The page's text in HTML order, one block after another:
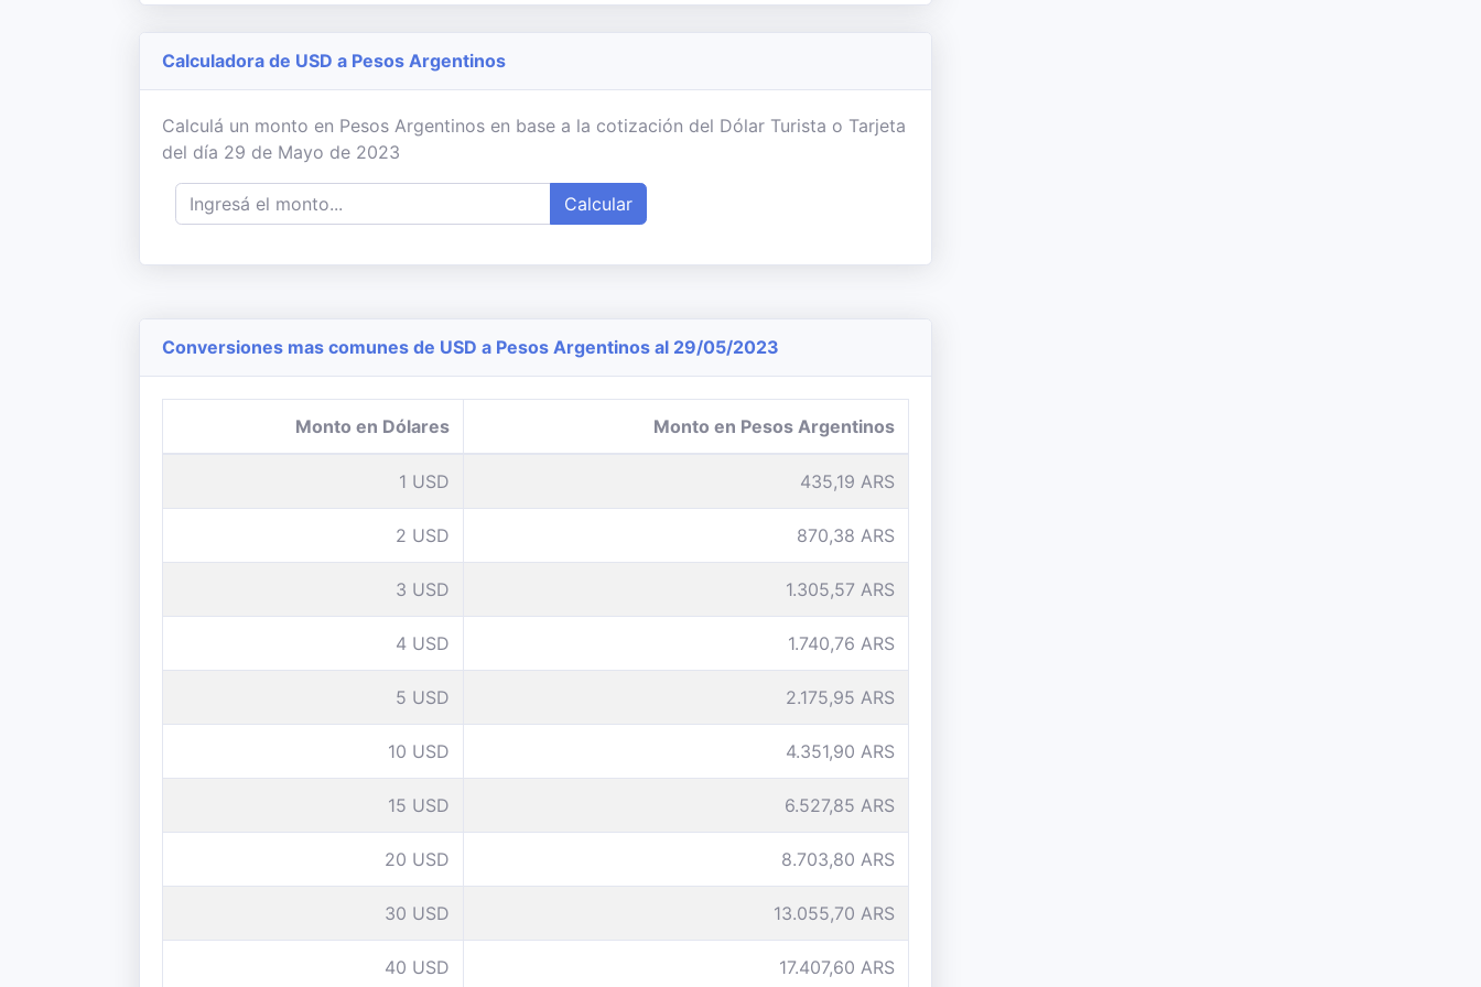
Calculadora de USD a Pesos Argentinos
Calculá un monto en Pesos Argentinos en base a la cotización del Dólar Turista o Tarjeta
del día 29 de Mayo de 2023
Calcular
Conversiones mas comunes de USD a Pesos Argentinos al 29/05/2023
Monto en Dólares Monto en Pesos Argentinos
1 USD 435,19 ARS
2 USD 870,38 ARS
3 USD 1.305,57 ARS
4 USD 1.740,76 ARS
5 USD 2.175,95 ARS
10 USD 4.351,90 ARS
15 USD 6.527,85 ARS
20 USD 8.703,80 ARS
30 USD 13.055,70 ARS
40 USD 17.407,60 ARS